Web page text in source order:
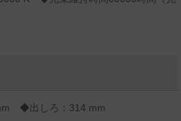
◆出しろ：314 mm